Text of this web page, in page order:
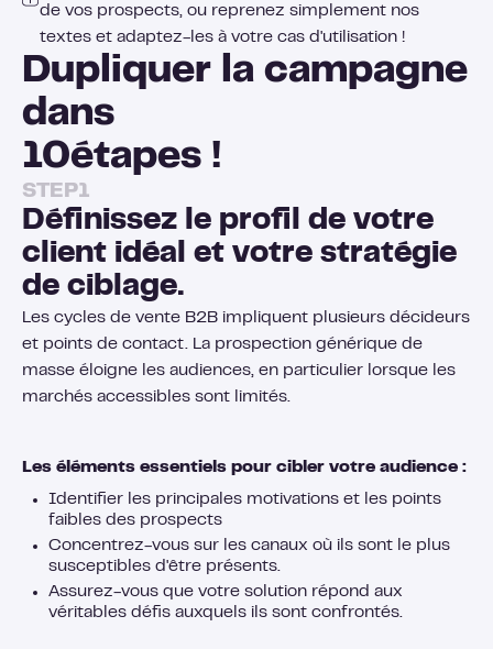
de vos prospects, ou reprenez simplement nos
textes et adaptez-les à votre cas d'utilisation !
Dupliquer la campagne
dans
10étapes !
STEP1
Définissez le profil de votre
client idéal et votre stratégie
de ciblage.
Les cycles de vente B2B impliquent plusieurs décideurs
et points de contact. La prospection générique de
masse éloigne les audiences, en particulier lorsque les
marchés accessibles sont limités.
Les éléments essentiels pour cibler votre audience :
Identifier les principales motivations et les points
faibles des prospects
Concentrez-vous sur les canaux où ils sont le plus
susceptibles d'être présents.
Assurez-vous que votre solution répond aux
véritables défis auxquels ils sont confrontés.